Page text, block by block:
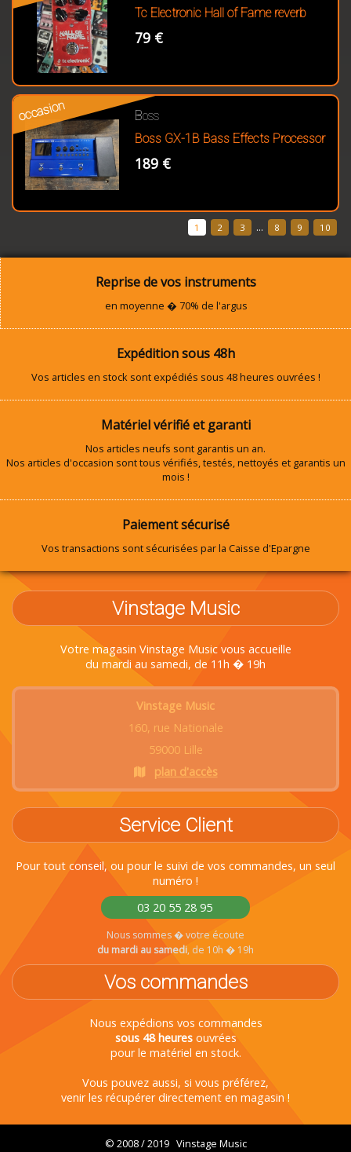
Tc Electronic Hall of Fame reverb
79 €
occasion Boss
Boss GX-1B Bass Effects Processor
189 €
1 2 3 ... 8 9 10
Reprise de vos instruments
en moyenne � 70% de l'argus
Expédition sous 48h
Vos articles en stock sont expédiés sous 48 heures ouvrées !
Matériel vérifié et garanti
Nos articles neufs sont garantis un an.
Nos articles d'occasion sont tous vérifiés, testés, nettoyés et garantis un
mois !
Paiement sécurisé
Vos transactions sont sécurisées par la Caisse d'Epargne
Vinstage Music
Votre magasin Vinstage Music vous accueille
du mardi au samedi, de 11h � 19h
Vinstage Music
160, rue Nationale
59000 Lille
plan d'accès
Service Client
Pour tout conseil, ou pour le suivi de vos commandes, un seul
numéro !
03 20 55 28 95
Nous sommes � votre écoute
du mardi au samedi, de 10h � 19h
Vos commandes
Nous expédions vos commandes
sous 48 heuresouvrées
pour le matériel en stock.
Vous pouvez aussi, si vous préférez,
venir les récupérer directement en magasin !
© 2008 / 2019 Vinstage Music